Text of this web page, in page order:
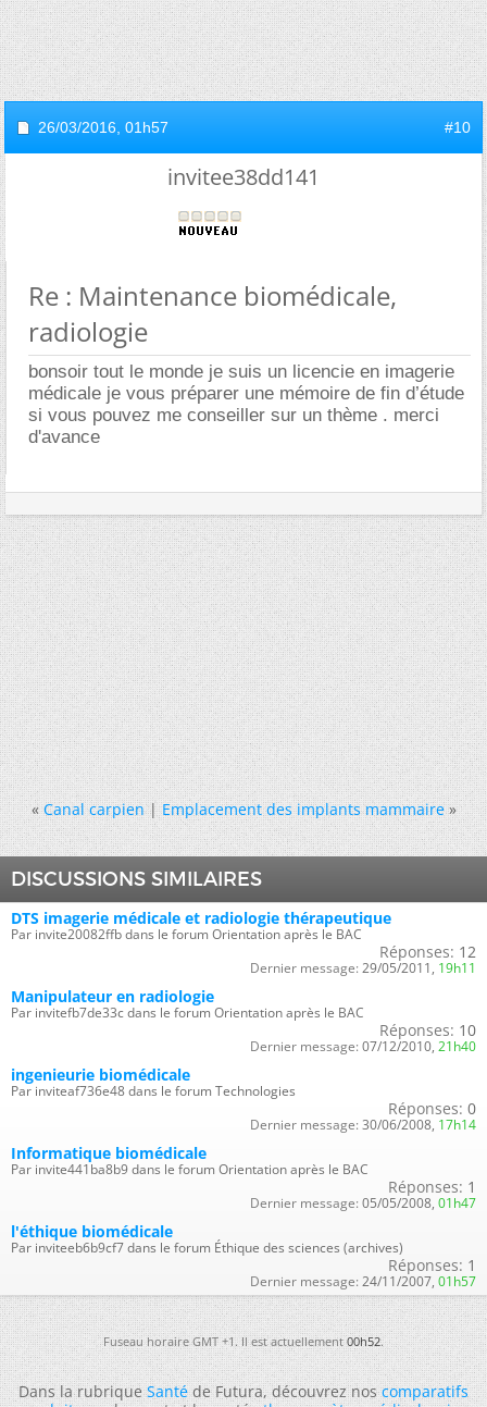
26/03/2016, 01h57 #10
invitee38dd141
Re : Maintenance biomédicale,
radiologie
bonsoir tout le monde je suis un licencie en imagerie
médicale je vous préparer une mémoire de fin d’étude
si vous pouvez me conseiller sur un thème . merci
d'avance
« Canal carpien|Emplacement des implants mammaire »
DISCUSSIONS SIMILAIRES
DTS imagerie médicale et radiologie thérapeutique
Par invite20082ffb dans le forum Orientation après le BAC
Réponses: 12
Dernier message: 29/05/2011, 19h11
Manipulateur en radiologie
Par invitefb7de33c dans le forum Orientation après le BAC
Réponses: 10
Dernier message: 07/12/2010, 21h40
ingenieurie biomédicale
Par inviteaf736e48 dans le forum Technologies
Réponses: 0
Dernier message: 30/06/2008, 17h14
Informatique biomédicale
Par invite441ba8b9 dans le forum Orientation après le BAC
Réponses: 1
Dernier message: 05/05/2008, 01h47
l'éthique biomédicale
Par inviteeb6b9cf7 dans le forum Éthique des sciences (archives)
Réponses: 1
Dernier message: 24/11/2007, 01h57
Fuseau horaire GMT +1. Il est actuellement00h52.
Dans la rubriqueSantéde Futura, découvrez noscomparatifs